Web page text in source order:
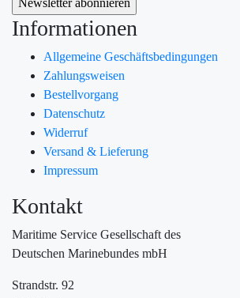
Informationen
Allgemeine Geschäftsbedingungen
Zahlungsweisen
Bestellvorgang
Datenschutz
Widerruf
Versand & Lieferung
Impressum
Kontakt
Maritime Service Gesellschaft des
Deutschen Marinebundes mbH
Strandstr. 92